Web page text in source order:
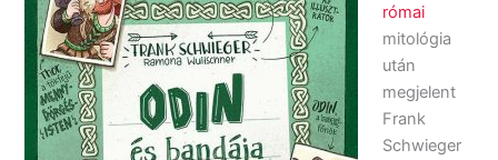
római
mitológia
után
megjelent
Frank
Schwieger